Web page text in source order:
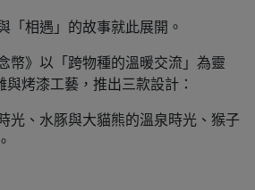
「相遇」的故事就此展開。
幣》以「跨物種的溫暖交流」為靈
與烤漆工藝，推出三款設計：
光、水豚與大貓熊的溫泉時光、猴子